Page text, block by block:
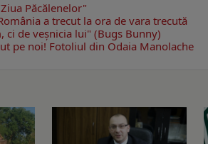
Păcălenelor"
a trecut la ora de vara trecută
ci de veșnicia lui" (Bugs Bunny)
pe noi! Fotoliul din Odaia Manolache